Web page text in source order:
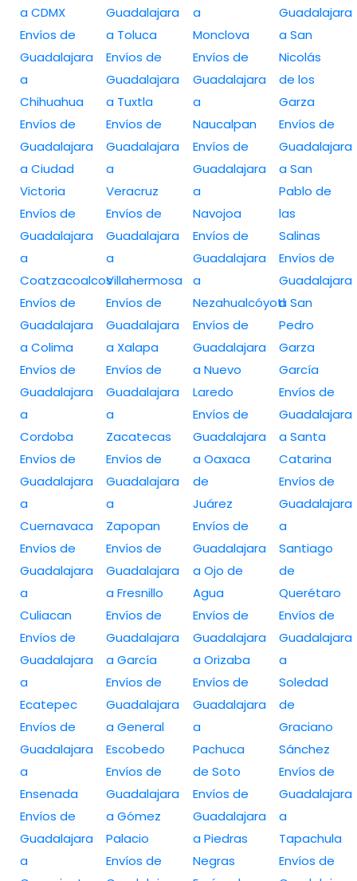
a CDMX
Envíos de
Guadalajara
a
Chihuahua
Envíos de
Guadalajara
a Ciudad
Victoria
Envíos de
Guadalajara
a
Coatzacoalcos
Envíos de
Guadalajara
a Colima
Envíos de
Guadalajara
a
Cordoba
Envíos de
Guadalajara
a
Cuernavaca
Envíos de
Guadalajara
a
Culiacan
Envíos de
Guadalajara
a
Ecatepec
Envíos de
Guadalajara
a
Ensenada
Envíos de
Guadalajara
a
Guadalajara
a Toluca
Envíos de
Guadalajara
a Tuxtla
Envíos de
Guadalajara
a
Veracruz
Envíos de
Guadalajara
a
Villahermosa
Envíos de
Guadalajara
a Xalapa
Envíos de
Guadalajara
a
Zacatecas
Envíos de
Guadalajara
a
Zapopan
Envíos de
Guadalajara
a Fresnillo
Envíos de
Guadalajara
a García
Envíos de
Guadalajara
a General
Escobedo
Envíos de
Guadalajara
a Gómez
Palacio
Envíos de
a
Monclova
Envíos de
Guadalajara
a
Naucalpan
Envíos de
Guadalajara
a
Navojoa
Envíos de
Guadalajara
a
Nezahualcóyotl
Envíos de
Guadalajara
a Nuevo
Laredo
Envíos de
Guadalajara
a Oaxaca
de
Juárez
Envíos de
Guadalajara
a Ojo de
Agua
Envíos de
Guadalajara
a Orizaba
Envíos de
Guadalajara
a
Pachuca
de Soto
Envíos de
Guadalajara
a Piedras
Negras
Guadalajara
a San
Nicolás
de los
Garza
Envíos de
Guadalajara
a San
Pablo de
las
Salinas
Envíos de
Guadalajara
a San
Pedro
Garza
García
Envíos de
Guadalajara
a Santa
Catarina
Envíos de
Guadalajara
a
Santiago
de
Querétaro
Envíos de
Guadalajara
a
Soledad
de
Graciano
Sánchez
Envíos de
Guadalajara
a
Tapachula
Envíos de